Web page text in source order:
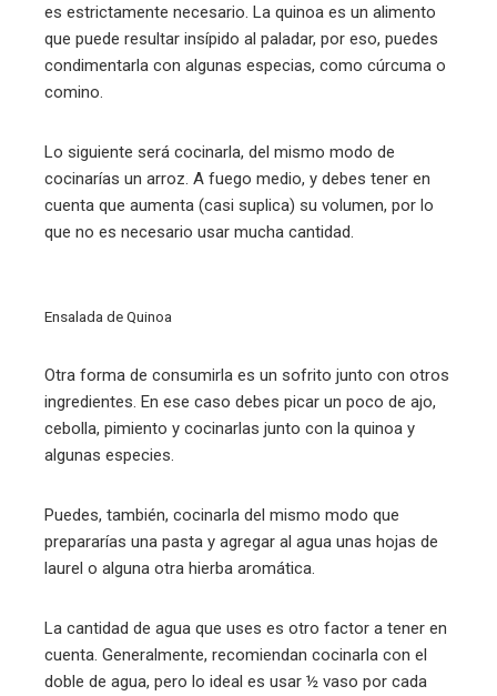
es estrictamente necesario. La quinoa es un alimento
que puede resultar insípido al paladar, por eso, puedes
condimentarla con algunas especias, como cúrcuma o
comino.
Lo siguiente será cocinarla, del mismo modo de
cocinarías un arroz. A fuego medio, y debes tener en
cuenta que aumenta (casi suplica) su volumen, por lo
que no es necesario usar mucha cantidad.
Ensalada de Quinoa
Otra forma de consumirla es un sofrito junto con otros
ingredientes. En ese caso debes picar un poco de ajo,
cebolla, pimiento y cocinarlas junto con la quinoa y
algunas especies.
Puedes, también, cocinarla del mismo modo que
prepararías una pasta y agregar al agua unas hojas de
laurel o alguna otra hierba aromática.
La cantidad de agua que uses es otro factor a tener en
cuenta. Generalmente, recomiendan cocinarla con el
doble de agua, pero lo ideal es usar ½ vaso por cada